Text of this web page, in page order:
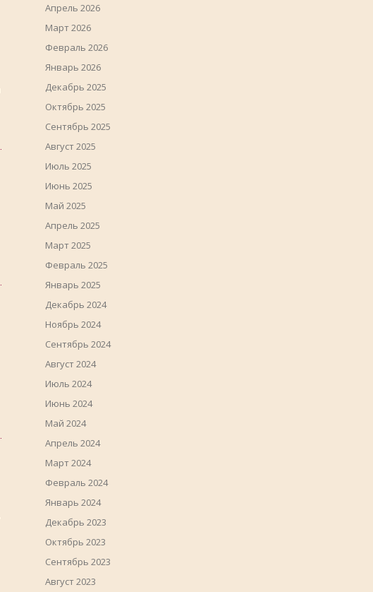
Апрель 2026
Март 2026
Февраль 2026
Январь 2026
Декабрь 2025
Октябрь 2025
Сентябрь 2025
Август 2025
Июль 2025
Июнь 2025
Май 2025
Апрель 2025
Март 2025
Февраль 2025
Январь 2025
Декабрь 2024
Ноябрь 2024
Сентябрь 2024
Август 2024
Июль 2024
Июнь 2024
Май 2024
Апрель 2024
Март 2024
Февраль 2024
Январь 2024
Декабрь 2023
Октябрь 2023
Сентябрь 2023
Август 2023